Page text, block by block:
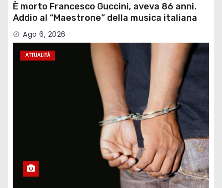
È morto Francesco Guccini, aveva 86 anni.
Addio al “Maestrone” della musica italiana
Ago 6, 2026
ATTUALITÀ